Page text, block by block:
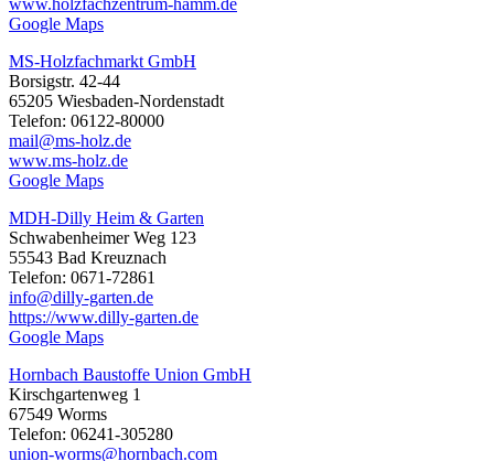
www.holzfachzentrum-hamm.de
Google Maps
MS-Holzfachmarkt GmbH
Borsigstr. 42-44
65205 Wiesbaden-Nordenstadt
Telefon: 06122-80000
mail@ms-holz.de
www.ms-holz.de
Google Maps
MDH-Dilly Heim & Garten
Schwabenheimer Weg 123
55543 Bad Kreuznach
Telefon: 0671-72861
info@dilly-garten.de
https://www.dilly-garten.de
Google Maps
Hornbach Baustoffe Union GmbH
Kirschgartenweg 1
67549 Worms
Telefon: 06241-305280
union-worms@hornbach.com